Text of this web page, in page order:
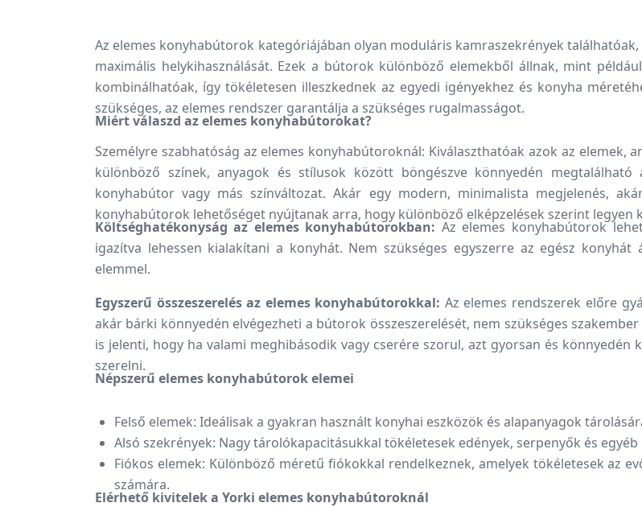
Az elemes konyhabútorok kategóriájában olyan moduláris kamraszekrények
maximális helykihasználását. Ezek a bútorok különböző elemekből állnak, mint
kombinálhatóak, így tökéletesen illeszkednek az egyedi igényekhez és konyha
szükséges, az elemes rendszer garantálja a szükséges rugalmasságot.
Miért válaszd az elemes konyhabútorokat?
Személyre szabhatóság az elemes konyhabútoroknál: Kiválaszthatóak azok az elemek,
különböző színek, anyagok és stílusok között böngészve könnyedén
konyhabútor vagy más színváltozat. Akár egy modern, minimalista megjelenés,
konyhabútorok lehetőséget nyújtanak arra, hogy különböző elképzelések szerint legyen
Költséghatékonyság az elemes konyhabútorokban: Az elemes konyhabútorok
igazítva lehessen kialakítani a konyhát. Nem szükséges egyszerre az egész
elemmel.
Egyszerű összeszerelés az elemes konyhabútorokkal: Az elemes rendszerek előre
akár bárki könnyedén elvégezheti a bútorok összeszerelését, nem szükséges
is jelenti, hogy ha valami meghibásodik vagy cserére szorul, azt gyorsan és könnyedén
szerelni.
Népszerű elemes konyhabútorok elemei
Felső elemek: Ideálisak a gyakran használt konyhai eszközök és alapanyagok
Alsó szekrények: Nagy tárolókapacitásukkal tökéletesek edények, serpenyők és
Fiókos elemek: Különböző méretű fiókokkal rendelkeznek, amelyek tökéletesek az
számára.
Elérhető kivitelek a Yorki elemes konyhabútoroknál